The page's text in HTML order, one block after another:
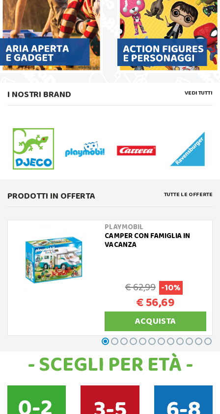
I NOSTRI BRAND VEDI TUTTI
PRODOTTI IN OFFERTA TUTTE LE OFFERTE
PLAYMOBIL
CAMPER CON FAMIGLIA IN
VACANZA
€ 62,99 -10%
€ 56,69
ACQUISTA
- SCEGLI PER ETÀ -